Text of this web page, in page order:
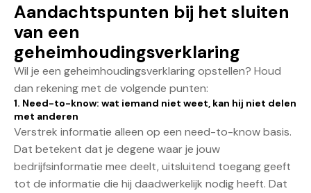
Aandachtspunten bij het sluiten
van een
geheimhoudingsverklaring
Wil je een geheimhoudingsverklaring opstellen? Houd
dan rekening met de volgende punten:
1. Need-to-know: wat iemand niet weet, kan hij niet delen
met anderen
Verstrek informatie alleen op een need-to-know basis.
Dat betekent dat je degene waar je jouw
bedrijfsinformatie mee deelt, uitsluitend toegang geeft
tot de informatie die hij daadwerkelijk nodig heeft. Dat